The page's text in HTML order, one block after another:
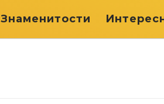
Знаменитости